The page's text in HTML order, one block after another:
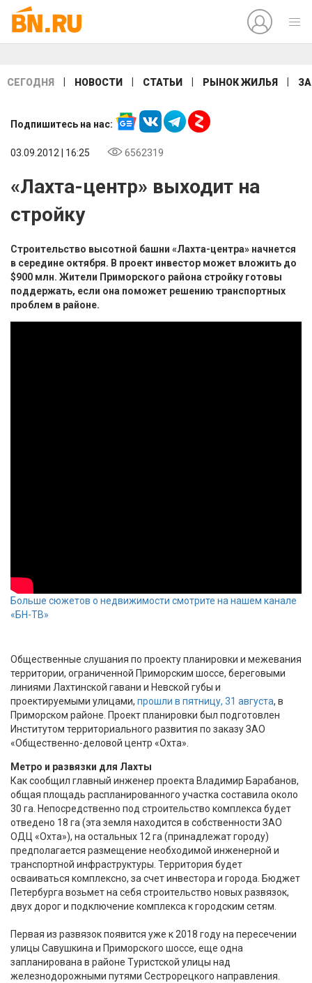
СЕГОДНЯ НОВОСТИ СТАТЬИ РЫНОК ЖИЛЬЯ
Подпишитесь на нас:
03.09.2012 | 16:25 6562319
«Лахта-центр» выходит на
стройку
Строительство высотной башни «Лахта-центра» начнется
в середине октября. В проект инвестор может вложить до
$900 млн. Жители Приморского района стройку готовы
поддержать, если она поможет решению транспортных
проблем в районе.
Больше сюжетов о недвижимости смотрите на нашем канале
«БН-ТВ»
Общественные слушания по проекту планировки и межевания
территории, ограниченной Приморским шоссе, береговыми
линиями Лахтинской гавани и Невской губы и
проектируемыми улицами, прошли в пятницу, 31 августа, в
Приморском районе. Проект планировки был подготовлен
Институтом территориального развития по заказу ЗАО
«Общественно-деловой центр «Охта».
Метро и развязки для Лахты
Как сообщил главный инженер проекта Владимир Барабанов,
общая площадь распланированного участка составила около
30 га. Непосредственно под строительство комплекса будет
отведено 18 га (эта земля находится в собственности ЗАО
ОДЦ «Охта»), на остальных 12 га (принадлежат городу)
предполагается размещение необходимой инженерной и
транспортной инфраструктуры. Территория будет
осваиваться комплексно, за счет инвестора и города. Бюджет
Петербурга возьмет на себя строительство новых развязок,
двух дорог и подключение комплекса к городским сетям.
Первая из развязок появится уже к 2018 году на пересечении
улицы Савушкина и Приморского шоссе, еще одна
запланирована в районе Туристской улицы над
железнодорожными путями Сестрорецкого направления.